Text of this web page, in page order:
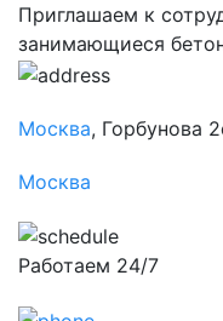
Приглашаем к
занимающиеся
Москва, Горбунова
Москва
Работаем 24/7